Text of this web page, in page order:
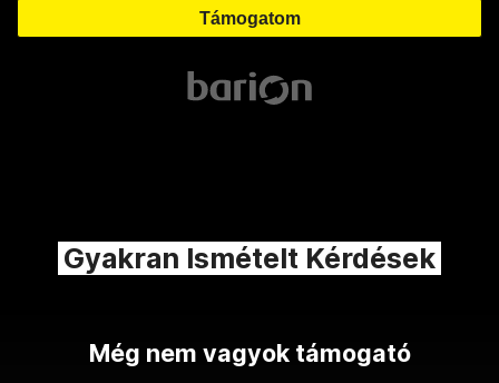
Gyakran Ismételt Kérdések
Még nem vagyok támogató